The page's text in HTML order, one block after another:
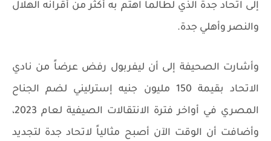
إلى اتحاد جدة الذي لطالما اهتم به أكثر من أقرانه الهلال
والنصر وأهلي جدة.
وأشارت الصحيفة إلى أن ليفربول رفض عرضاً من نادي
الاتحاد بقيمة 150 مليون جنيه إسترليني لضم الجناح
المصري في أواخر فترة الانتقالات الصيفية لعام 2023،
وأضافت أن الوقت الآن أصبح مثالياً لاتحاد جدة لتجديد